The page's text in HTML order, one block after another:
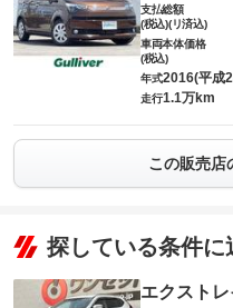
支払総額
(税込)(リ済込)
車両本体価格
(税込)
年式2016(平成
走行1.1万km
この販売店
探している条件に
エクスト